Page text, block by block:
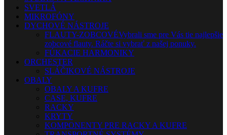
SVETLÁ
MIKROFÓNY
DYCHOVÉ NÁSTROJE
FLAUTY-ZOBCOVÉVybrali sme pre Vás tie najlepšie
zobcové flauty. Ráčte si vybrať z našej ponuky.
FÚKACIE HARMONIKY
ORCHESTER
SLÁČIKOVÉ NÁSTROJE
OBALY
OBALY A KUFRE
CASE, KUFRE
RACKY
KRYTY
KOMPONENTY PRE RACKY A KUFRE